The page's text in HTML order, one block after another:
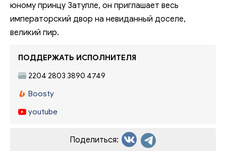
юному принцу Затулле, он приглашает весь
императорский двор на невиданный доселе,
великий пир.
ПОДДЕРЖАТЬ ИСПОЛНИТЕЛЯ
2204 2803 3890 4749
Boosty
youtube
Поделиться: